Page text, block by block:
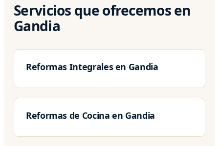
Servicios que ofrecemos en
Gandia
Reformas Integrales en Gandia
Reformas de Cocina en Gandia